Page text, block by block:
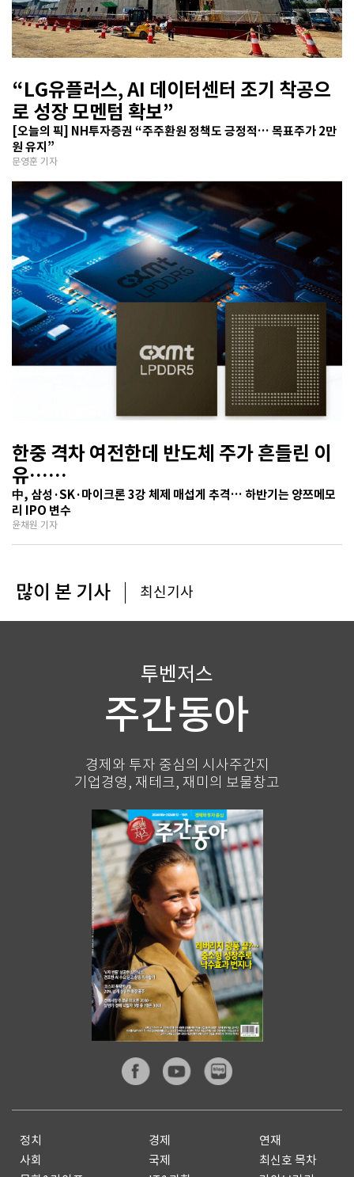
“LG유플러스, AI 데이터센터 조기 착공으
로 성장 모멘텀 확보”
[오늘의 픽] NH투자증권 “주주환원 정책도 긍정적… 목표주가 2만
원 유지”
문영훈 기자
한중 격차 여전한데 반도체 주가 흔들린 이
유…
기술보다 무서운 ‘과점 균열’ 공포
中, 삼성·SK·마이크론 3강 체제 매섭게 추격… 하반기는 양쯔메모
리 IPO 변수
윤채원 기자
많이 본 기사 최신기사
투벤저스
주간동아
경제와 투자 중심의 시사주간지
기업경영, 재테크, 재미의 보물창고
정치 경제
연재
사회
국제
최신호 목차